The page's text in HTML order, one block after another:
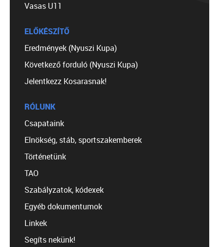
Vasas U11
ELŐKÉSZÍTŐ
Eredmények (Nyuszi Kupa)
Következő forduló (Nyuszi Kupa)
Jelentkezz Kosarasnak!
RÓLUNK
Csapataink
Elnökség, stáb, sportszakemberek
Történetünk
TAO
Szabályzatok, kódexek
Egyéb dokumentumok
Linkek
Segíts nekünk!